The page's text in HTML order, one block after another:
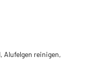
Alufelgen reinigen,